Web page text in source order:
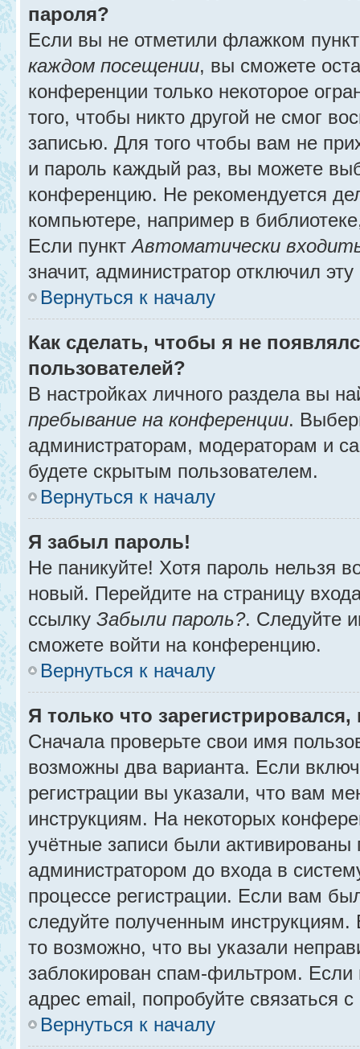
пароля?
Если вы не отметили флажком
каждом посещении, вы сможете
конференции только некоторое
того, чтобы никто другой не смог
записью. Для того чтобы вам не
и пароль каждый раз, вы можете
конференцию. Не рекомендуется
компьютере, например в
Если пунктАвтоматически
значит, администратор отключил
Вернуться к началу
Как сделать, чтобы я не
пользователей?
В настройках личного раздела вы
пребывание на конференции.
администраторам, модераторам и
будете скрытым пользователем.
Вернуться к началу
Я забыл пароль!
Не паникуйте! Хотя пароль нельзя
новый. Перейдите на страницу
ссылку Забыли пароль?. Следуйте
сможете войти на конференцию.
Вернуться к началу
Я только что
Сначала проверьте свои имя
возможны два варианта. Если
регистрации вы указали, что вам
инструкциям. На некоторых
учётные записи были активированы
администратором до входа в
процессе регистрации. Если вам
следуйте полученным
то возможно, что вы указали
заблокирован спам-фильтром.
адрес email, попробуйте связаться
Вернуться к началу